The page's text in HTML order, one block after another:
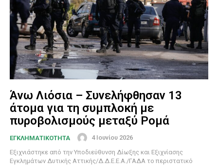
Άνω Λιόσια – Συνελήφθησαν 13
άτομα για τη συμπλοκή με
πυροβολισμούς μεταξύ Ρομά
ΕΓΚΛΗΜΑΤΙΚΟΤΗΤΑ
4 Ιουνίου 2026
Εξιχνιάστηκε από την Υποδιεύθυνση Δίωξης και Εξιχνίασης
Εγκλημάτων Δυτικής Αττικής/Δ.Δ.Ε.Ε.Α./ΓΑΔΑ το περιστατικό